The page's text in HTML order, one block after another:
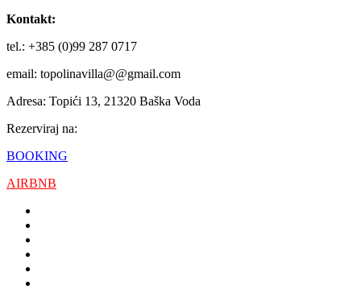
Kontakt:
tel.: +385 (0)99 287 0717
email: topolinavilla@@gmail.com
Adresa: Topići 13, 21320 Baška Voda
Rezerviraj na:
BOOKING
AIRBNB